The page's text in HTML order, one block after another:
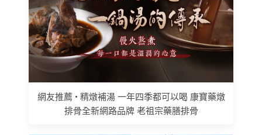
網友推薦 • 精燉補湯 一年四季都可以喝 康寶藥燉
排骨全新網路品牌 老祖宗藥膳排骨